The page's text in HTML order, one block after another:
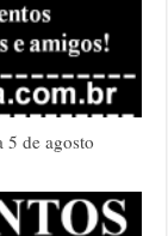
5 de agosto